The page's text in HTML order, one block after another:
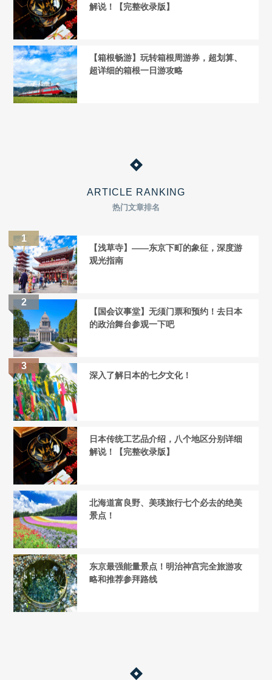
解说！【完整收录版】
【箱根畅游】玩转箱根周游券，超划算、
超详细的箱根一日游攻略
ARTICLE RANKING
热门文章排名
【浅草寺】——东京下町的象征，深度游
观光指南
【国会议事堂】无须门票和预约！去日本
的政治舞台参观一下吧
深入了解日本的七夕文化！
日本传统工艺品介绍，八个地区分别详细
解说！【完整收录版】
北海道富良野、美瑛旅行七个必去的绝美
景点！
东京最强能量景点！明治神宫完全旅游攻
略和推荐参拜路线